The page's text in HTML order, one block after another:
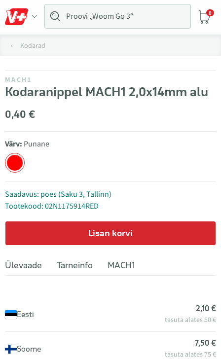
0
Kodarad
MACH1
Kodaranippel MACH1 2,0x14mm alu
0,40 €
Värv: Punane
Saadavus: poes (Saku 3, Tallinn)
Tootekood: 02N1175914RED
Lisan korvi
Ülevaade Tarneinfo MACH1
Eesti
2,10 €
tasuta alates 50 €
Soome
7,50 €
tasuta alates 75 €